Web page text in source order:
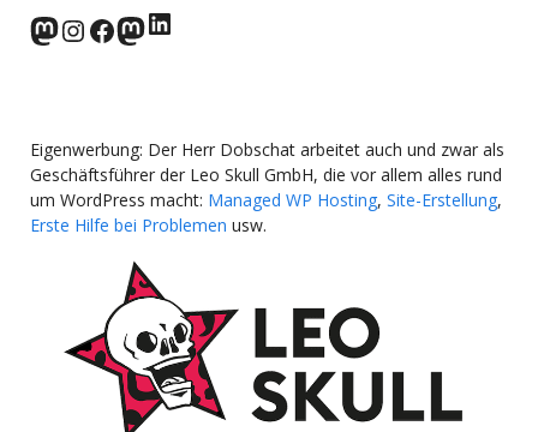
norden.social
Instagram
Facebook
wp-punks.social
LinkedIn
Eigenwerbung: Der Herr Dobschat arbeitet auch und zwar als
Geschäftsführer der Leo Skull GmbH, die vor allem alles rund
um WordPress macht: Managed WP Hosting, Site-Erstellung,
Erste Hilfe bei Problemen usw.